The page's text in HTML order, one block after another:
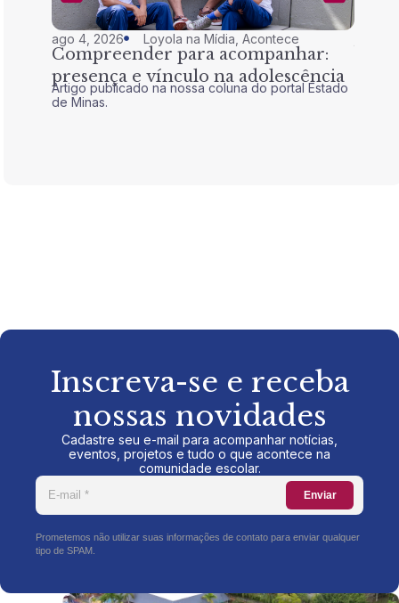
ago 4, 2026 Loyola na Mídia ,Acontece
Compreender para acompanhar:
presença e vínculo na adolescência
Artigo publicado na nossa coluna do portal Estado
de Minas.
Inscreva-se e receba
nossas novidades
Cadastre seu e-mail para acompanhar notícias,
eventos, projetos e tudo o que acontece na
comunidade escolar.
Enviar
Prometemos não utilizar suas informações de contato para enviar qualquer
tipo de SPAM.